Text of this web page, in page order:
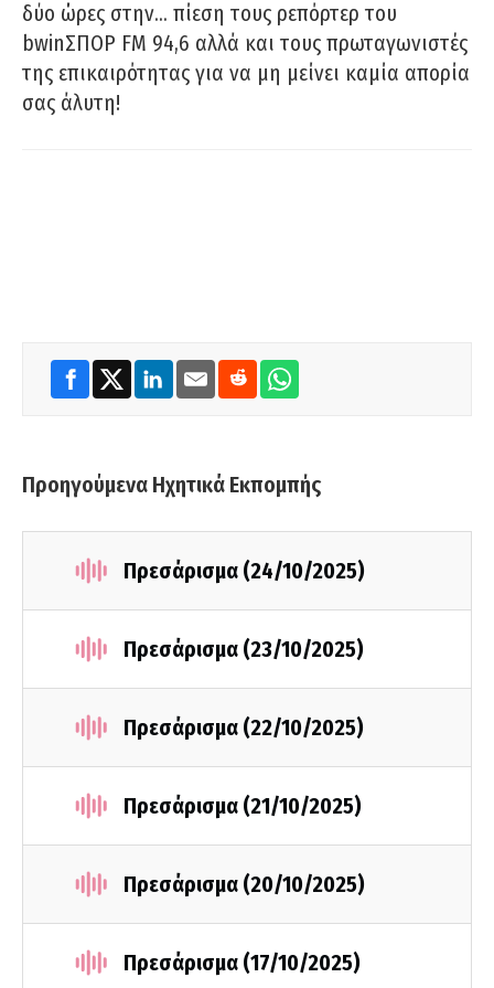
δύο ώρες στην… πίεση τους ρεπόρτερ του
bwinΣΠΟΡ FM 94,6 αλλά και τους πρωταγωνιστές
της επικαιρότητας για να μη μείνει καμία απορία
σας άλυτη!
Προηγούμενα Ηχητικά Εκπομπής
Πρεσάρισμα (24/10/2025)
Πρεσάρισμα (23/10/2025)
Πρεσάρισμα (22/10/2025)
Πρεσάρισμα (21/10/2025)
Πρεσάρισμα (20/10/2025)
Πρεσάρισμα (17/10/2025)